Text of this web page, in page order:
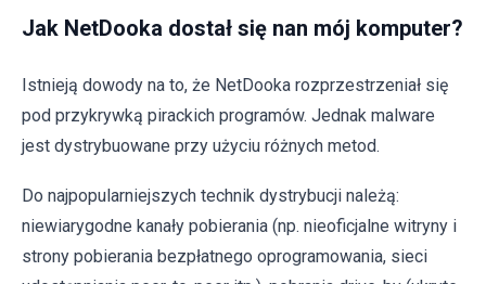
Jak NetDooka dostał się nan mój komputer?
Istnieją dowody na to, że NetDooka rozprzestrzeniał się
pod przykrywką pirackich programów. Jednak malware
jest dystrybuowane przy użyciu różnych metod.
Do najpopularniejszych technik dystrybucji należą:
niewiarygodne kanały pobierania (np. nieoficjalne witryny i
strony pobierania bezpłatnego oprogramowania, sieci